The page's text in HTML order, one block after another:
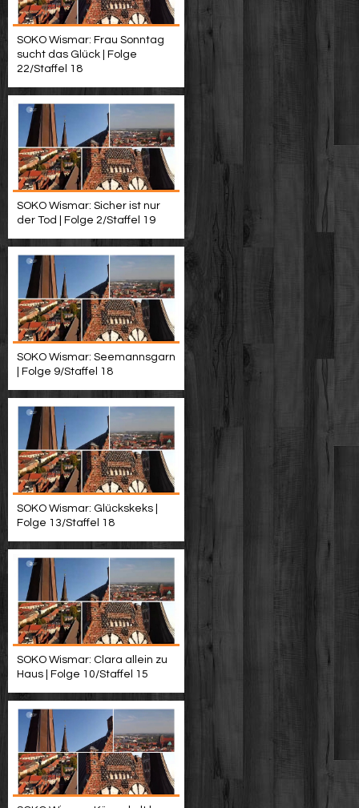
SOKO Wismar: Frau Sonntag
sucht das Glück | Folge
22/Staffel 18
SOKO Wismar: Sicher ist nur
der Tod | Folge 2/Staffel 19
SOKO Wismar: Seemannsgarn
| Folge 9/Staffel 18
SOKO Wismar: Glückskeks |
Folge 13/Staffel 18
SOKO Wismar: Clara allein zu
Haus | Folge 10/Staffel 15